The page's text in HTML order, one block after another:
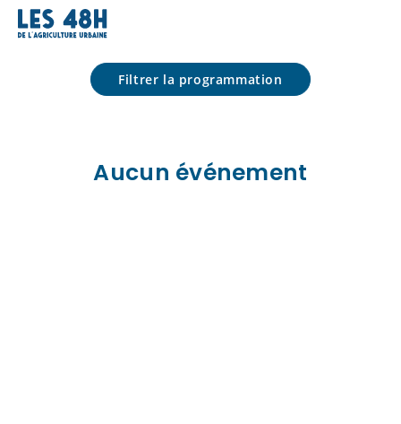
Programmation
Filtrer la programmation
Aucun événement